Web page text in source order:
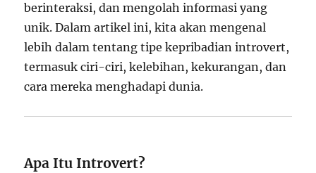
berinteraksi, dan mengolah informasi yang
unik. Dalam artikel ini, kita akan mengenal
lebih dalam tentang tipe kepribadian introvert,
termasuk ciri-ciri, kelebihan, kekurangan, dan
cara mereka menghadapi dunia.
Apa Itu Introvert?